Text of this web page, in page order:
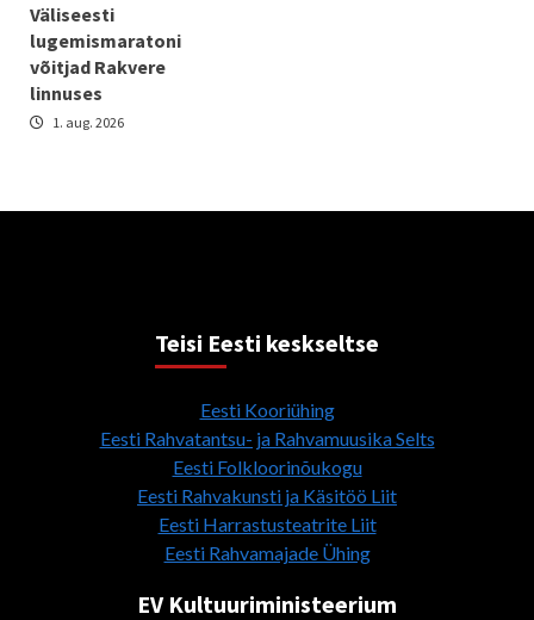
Väliseesti
lugemismaratoni
võitjad Rakvere
linnuses
1. aug. 2026
Teisi Eesti keskseltse
Eesti Kooriühing
Eesti Rahvatantsu- ja Rahvamuusika Selts
Eesti Folkloorinõukogu
Eesti Rahvakunsti ja Käsitöö Liit
Eesti Harrastusteatrite Liit
Eesti Rahvamajade Ühing
EV Kultuuriministeerium